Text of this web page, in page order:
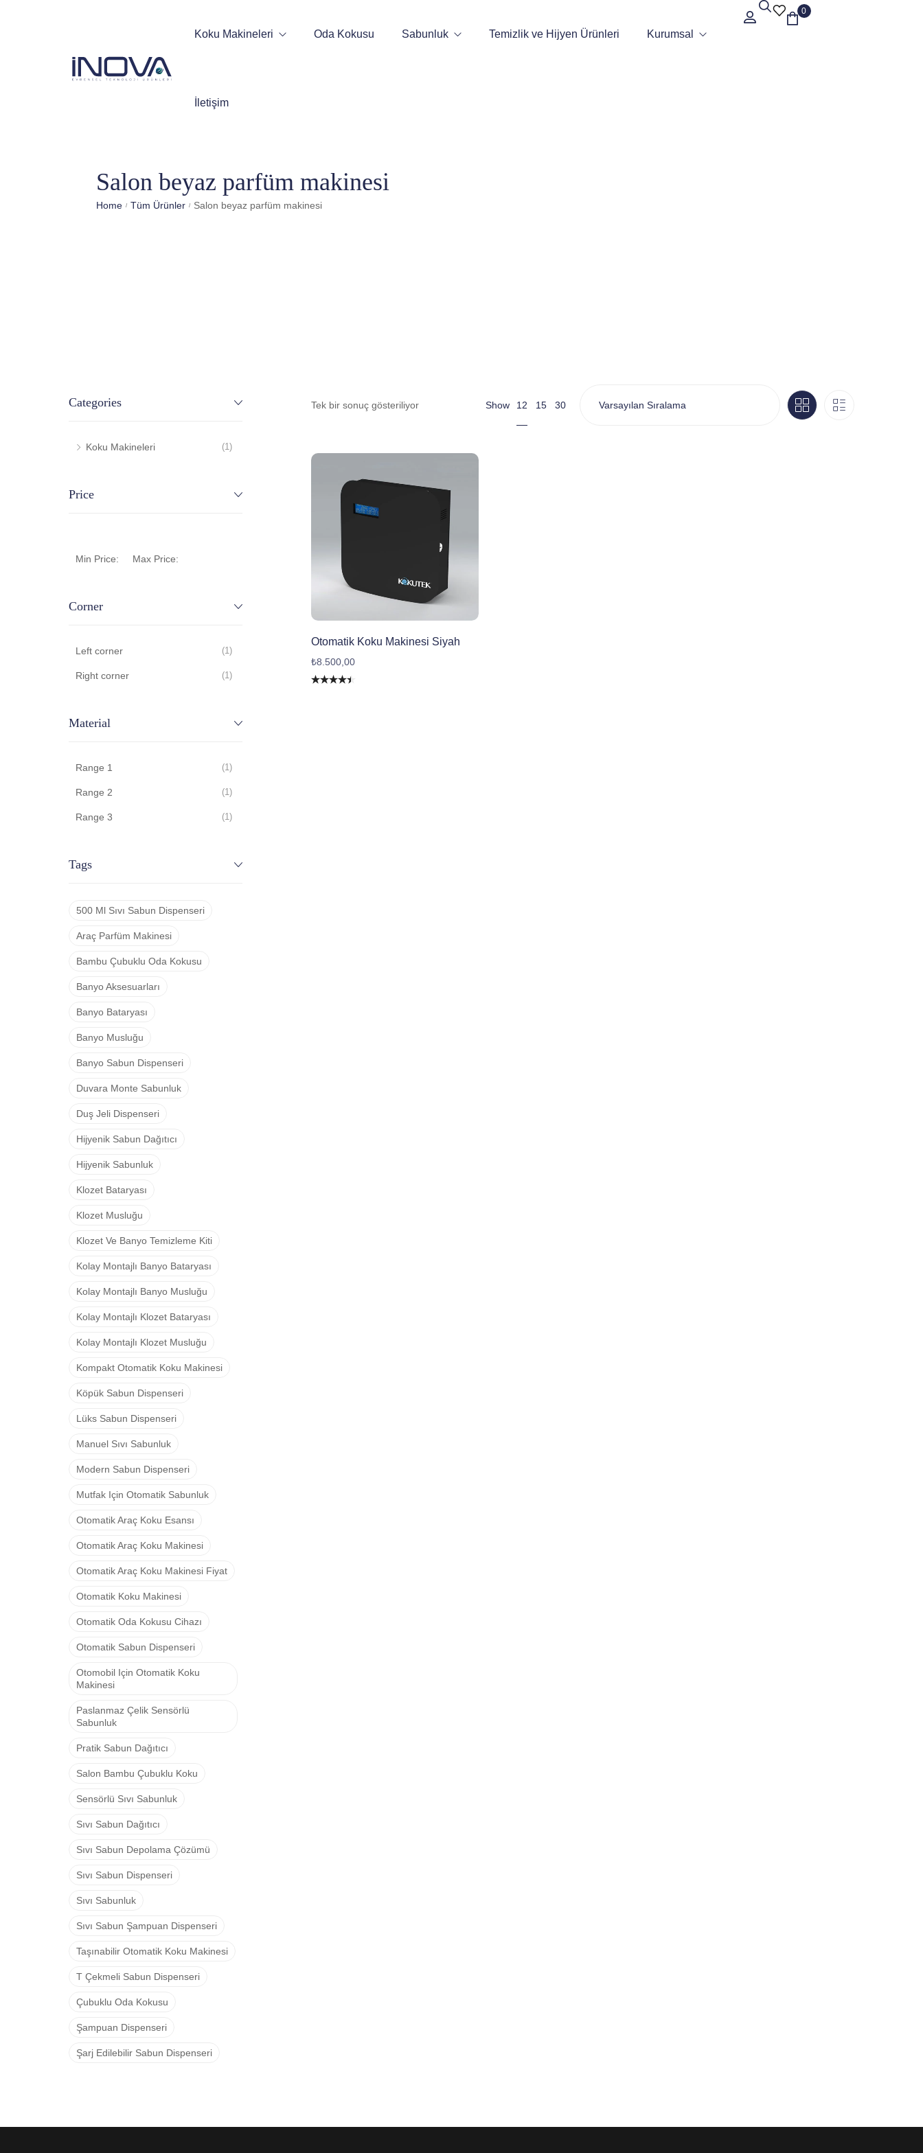
Koku Makineleri
Otomatik Koku Makinesi
Oda Kokusu Sabunluk Temizlik ve Hijyen Ürünleri Kurumsal
İletişim
0
Salon beyaz parfüm makinesi
Home / Tüm Ürünler / Salon beyaz parfüm makinesi
Categories
Koku Makineleri (1)
Price
Min Price: Max Price:
Corner
Left corner (1)
Right corner (1)
Material
Range 1 (1)
Range 2 (1)
Range 3 (1)
Tags
500 Ml Sıvı Sabun Dispenseri
Araç Parfüm Makinesi
Bambu Çubuklu Oda Kokusu
Banyo Aksesuarları
Banyo Bataryası
Banyo Musluğu
Banyo Sabun Dispenseri
Duvara Monte Sabunluk
Duş Jeli Dispenseri
Hijyenik Sabun Dağıtıcı
Hijyenik Sabunluk
Klozet Bataryası
Klozet Musluğu
Klozet Ve Banyo Temizleme Kiti
Kolay Montajlı Banyo Bataryası
Kolay Montajlı Banyo Musluğu
Kolay Montajlı Klozet Bataryası
Kolay Montajlı Klozet Musluğu
Kompakt Otomatik Koku Makinesi
Köpük Sabun Dispenseri
Lüks Sabun Dispenseri
Manuel Sıvı Sabunluk
Modern Sabun Dispenseri
Mutfak Için Otomatik Sabunluk
Otomatik Araç Koku Esansı
Otomatik Araç Koku Makinesi
Otomatik Araç Koku Makinesi Fiyat
Otomatik Koku Makinesi
Otomatik Oda Kokusu Cihazı
Otomatik Sabun Dispenseri
Otomobil Için Otomatik Koku
Makinesi
Paslanmaz Çelik Sensörlü
Sabunluk
Pratik Sabun Dağıtıcı
Salon Bambu Çubuklu Koku
Sensörlü Sıvı Sabunluk
Sıvı Sabun Dağıtıcı
Sıvı Sabun Depolama Çözümü
Sıvı Sabun Dispenseri
Sıvı Sabunluk
Sıvı Sabun Şampuan Dispenseri
Taşınabilir Otomatik Koku Makinesi
T Çekmeli Sabun Dispenseri
Çubuklu Oda Kokusu
Şampuan Dispenseri
Şarj Edilebilir Sabun Dispenseri
Tek bir sonuç gösteriliyor Show 12 15 30
Otomatik Koku Makinesi Siyah
₺8.500,00